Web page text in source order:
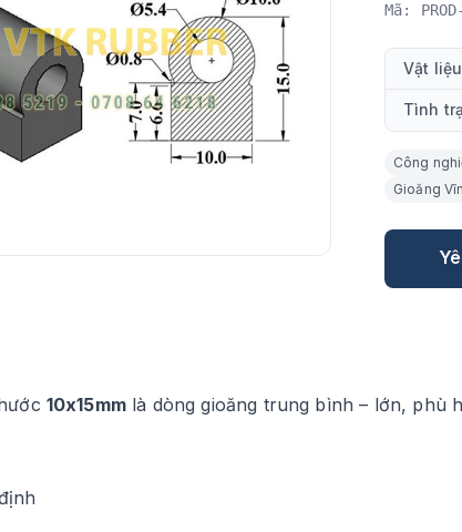
Mã:
Vật liệu
Tình
Công
Gioăng
10x15mmlà dòng gioăng trung bình – lớn, phù